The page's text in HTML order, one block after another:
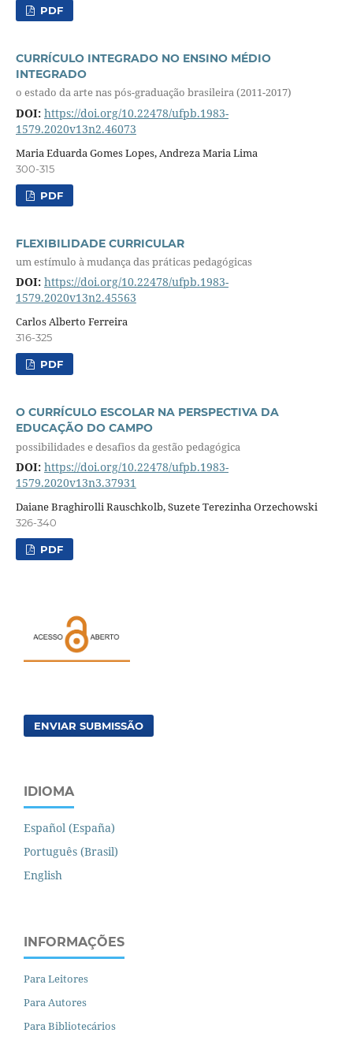
PDF
CURRÍCULO INTEGRADO NO ENSINO MÉDIO
INTEGRADO
o estado da arte nas pós-graduação brasileira (2011-2017)
DOI: https://doi.org/10.22478/ufpb.1983-
1579.2020v13n2.46073
Maria Eduarda Gomes Lopes, Andreza Maria Lima
300-315
PDF
FLEXIBILIDADE CURRICULAR
um estímulo à mudança das práticas pedagógicas
DOI: https://doi.org/10.22478/ufpb.1983-
1579.2020v13n2.45563
Carlos Alberto Ferreira
316-325
PDF
O CURRÍCULO ESCOLAR NA PERSPECTIVA DA
EDUCAÇÃO DO CAMPO
possibilidades e desafios da gestão pedagógica
DOI: https://doi.org/10.22478/ufpb.1983-
1579.2020v13n3.37931
Daiane Braghirolli Rauschkolb, Suzete Terezinha Orzechowski
326-340
PDF
ENVIAR SUBMISSÃO
IDIOMA
Español (España)
Português (Brasil)
English
INFORMAÇÕES
Para Leitores
Para Autores
Para Bibliotecários